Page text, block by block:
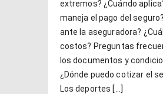
extremos? ¿Cuándo
maneja el pago del
ante la aseguradora?
costos? Preguntas
los documentos y
¿Dónde puedo cotizar el
Los deportes […]